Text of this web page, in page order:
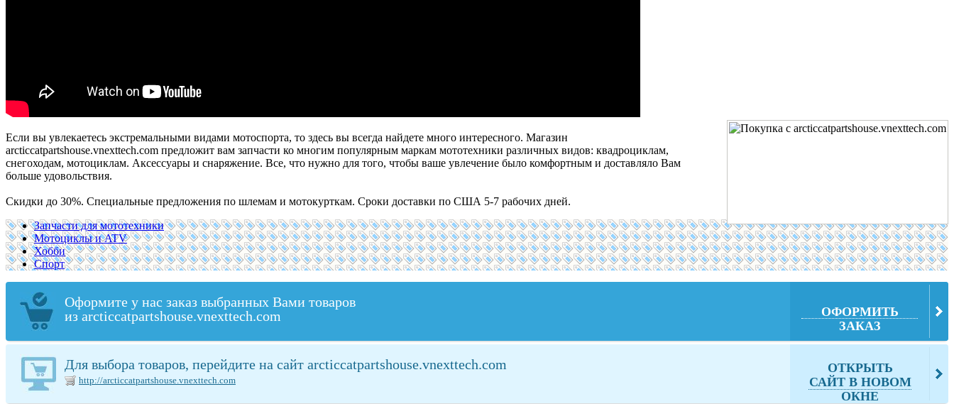
Если вы увлекаетесь экстремальными видами мотоспорта, то здесь вы всегда найдете много интересного. Магазин
arcticcatpartshouse.vnexttech.com предложит вам запчасти ко многим популярным маркам мототехники различных видов: квадроциклам,
снегоходам, мотоциклам. Аксессуары и снаряжение. Все, что нужно для того, чтобы ваше увлечение было комфортным и доставляло Вам
больше удовольствия.
Скидки до 30%. Специальные предложения по шлемам и мотокурткам. Сроки доставки по США 5-7 рабочих дней.
Запчасти для мототехники
Мотоциклы и ATV
Хобби
Спорт
Оформите у нас заказ выбранных Вами товаров
из arcticcatpartshouse.vnexttech.com
ОФОРМИТЬ
ЗАКАЗ
Для выбора товаров, перейдите на сайт arcticcatpartshouse.vnexttech.com
http://arcticcatpartshouse.vnexttech.com
ОТКРЫТЬ
САЙТ В НОВОМ
ОКНЕ